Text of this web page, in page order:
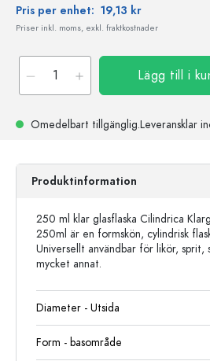
Pris per enhet: 19,13 kr
Priser inkl. moms, exkl. fraktkostnader
Lägg till i
Omedelbart tillgänglig.Leveransklar
Produktinformation
250 ml klar glasflaska Cilindrica
250ml är en formskön, cylindrisk
Universellt användbar för likör, sprit,
mycket annat.
Diameter - Utsida
Form - basområde